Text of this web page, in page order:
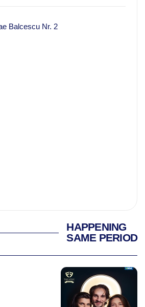
Balcescu Nr. 2
HAPPENING
SAME PERIOD